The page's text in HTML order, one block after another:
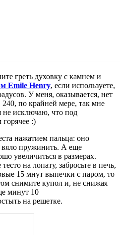
греть духовку с камнем и
Emile Henry, если используете,
У меня, оказывается, нет
240, по крайней мере, так мне
не исключаю, что под
:)
нажатием пальца: оно
пружинить. А еще
увеличиться в размерах.
на лопату, забросьте в печь,
15 мнут выпечки с паром, то
снимите купол и, не снижая
минут 10
на решетке.